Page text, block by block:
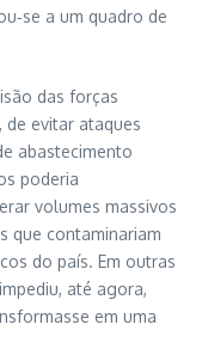
a um quadro de
das forças
de evitar ataques
abastecimento
poderia
volumes massivos
que contaminariam
do país. Em outras
até agora,
em uma